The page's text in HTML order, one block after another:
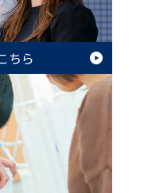
ちら